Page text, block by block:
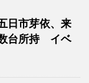
日市芽依、来
台所持 イベ